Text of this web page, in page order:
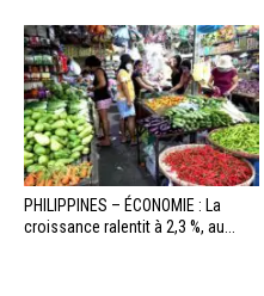
PHILIPPINES – ÉCONOMIE : La
croissance ralentit à 2,3 %, au...